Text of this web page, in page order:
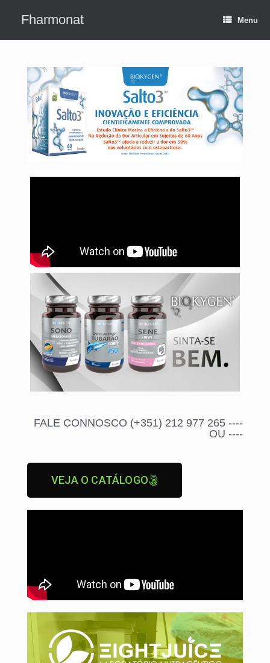
Fharmonat Menu
FALE CONNOSCO (+351) 212 977 265 ----
OU ----
VEJA O CATÁLOGO